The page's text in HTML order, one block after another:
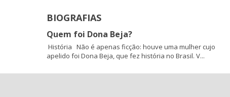
BIOGRAFIAS
Quem foi Dona Beja?
História Não é apenas ficção: houve uma mulher cujo
apelido foi Dona Beja, que fez história no Brasil. V...